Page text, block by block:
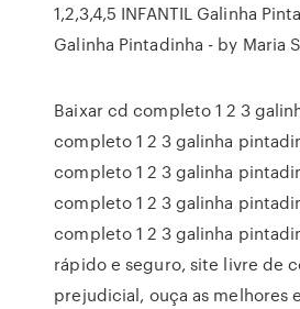
1,2,3,4,5 INFANTIL Galinha
Galinha Pintadinha - by Maria
Baixar cd completo 1 2 3
completo 1 2 3 galinha
completo 1 2 3 galinha
completo 1 2 3 galinha
completo 1 2 3 galinha
rápido e seguro, site livre de
prejudicial, ouça as melhores